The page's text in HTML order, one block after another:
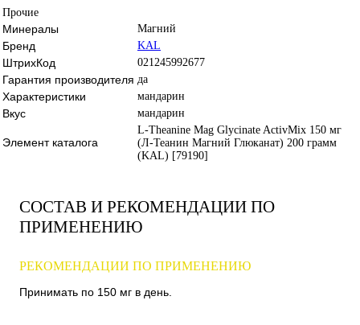
Прочие
Минералы Магний
Бренд KAL
ШтрихКод 021245992677
Гарантия производителя да
Характеристики мандарин
Вкус мандарин
Элемент каталога
L-Theanine Mag Glycinate ActivMix 150 мг
(Л-Теанин Магний Глюканат) 200 грамм
(KAL) [79190]
СОСТАВ И РЕКОМЕНДАЦИИ ПО
ПРИМЕНЕНИЮ
РЕКОМЕНДАЦИИ ПО ПРИМЕНЕНИЮ
Принимать по 150 мг в день.